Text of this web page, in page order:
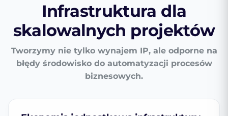
Infrastruktura dla
skalowalnych projektów
Tworzymy nie tylko wynajem IP, ale odporne na
błędy środowisko do automatyzacji procesów
biznesowych.